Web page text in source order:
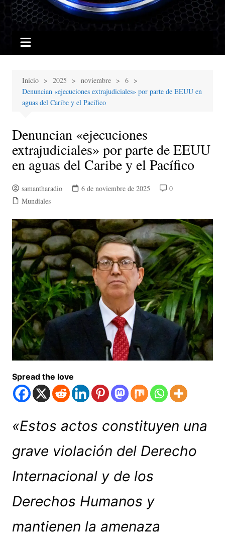
Inicio 2025 noviembre
6
Denuncian «ejecuciones extrajudiciales» por parte de EEUU en
aguas del Caribe y el Pacífico
Denuncian «ejecuciones
extrajudiciales» por parte de EEUU
en aguas del Caribe y el Pacífico
samantharadio 6 de noviembre de 2025
0
Mundiales
Spread the love
«Estos actos constituyen una
grave violación del Derecho
Internacional y de los
Derechos Humanos y
mantienen la amenaza